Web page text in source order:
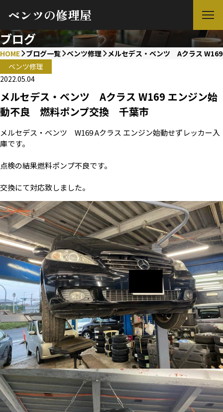
ベンツの修理屋
ブログ
HOME ブログ一覧 ベンツ修理
メルセデス・ベンツ Aクラス
ベンツ修理
2022.05.04
メルセデス・ベンツ Aクラス W169 エンジン始
動不良 燃料ポンプ交換 千葉市
メルセデス・ベンツ W169 Aクラス エンジン始動せずレッカー入
庫です。
点検の結果燃料ポンプ不良です。
交換にて対応致しました。